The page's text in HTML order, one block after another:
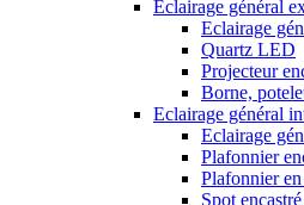
Eclairage général
Eclairage
Quartz LED
Projecteur
Borne,
Eclairage général
Eclairage
Plafonnier
Plafonnier
Spot encastré